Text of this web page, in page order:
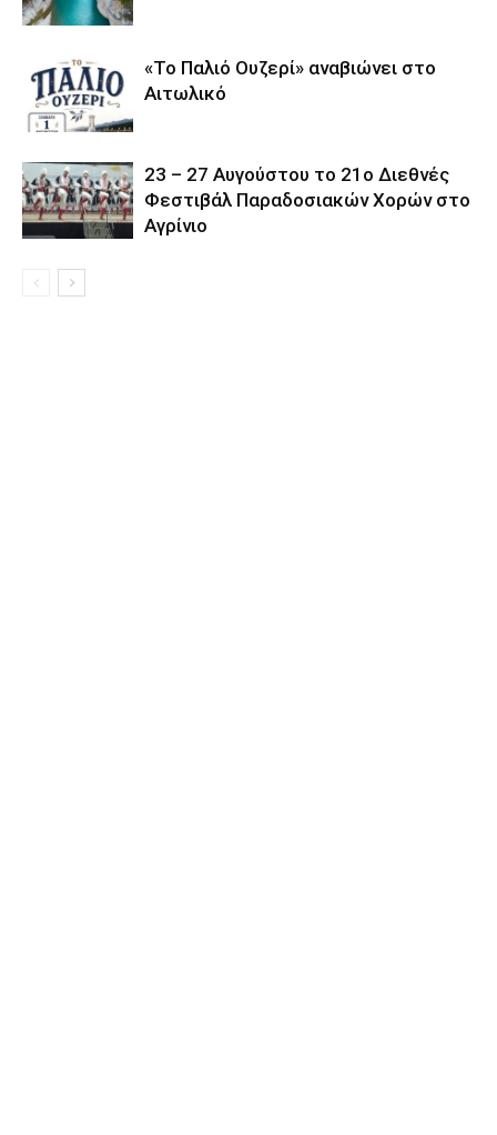
«Το Παλιό Ουζερί» αναβιώνει στο
Αιτωλικό
23 – 27 Aυγούστου το 21ο Διεθνές
Φεστιβάλ Παραδοσιακών Χορών στο
Αγρίνιο